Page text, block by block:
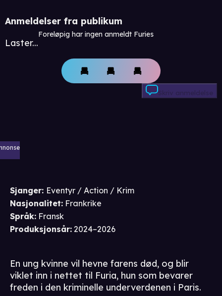
Anmeldelser fra publikum
Laster...
Foreløpig har ingen anmeldt Furies
Skriv anmeldelse
Sjanger: Eventyr / Action / Krim
Nasjonalitet: Frankrike
Språk: Fransk
Produksjonsår: 2024–2026
En ung kvinne vil hevne farens død, og blir
viklet inn i nettet til Furia, hun som bevarer
freden i den kriminelle underverdenen i Paris.